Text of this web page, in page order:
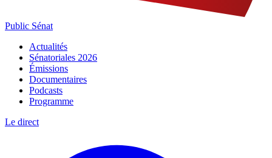
Public Sénat
Actualités
Sénatoriales 2026
Émissions
Documentaires
Podcasts
Programme
Le direct